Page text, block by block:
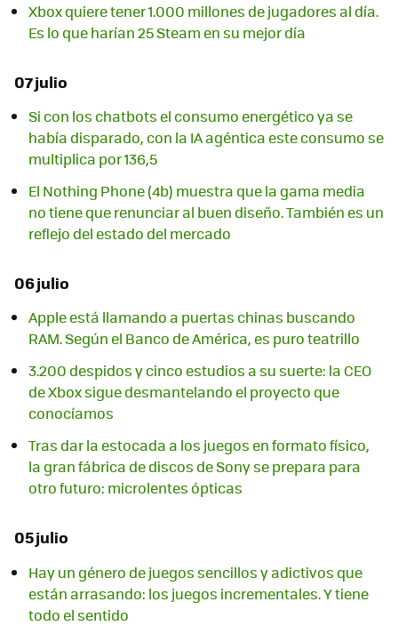
Xbox quiere tener 1.000 millones de jugadores al día.
Es lo que harían 25 Steam en su mejor día
07 julio
Si con los chatbots el consumo energético ya se
había disparado, con la IA agéntica este consumo se
multiplica por 136,5
El Nothing Phone (4b) muestra que la gama media
no tiene que renunciar al buen diseño. También es un
reflejo del estado del mercado
06 julio
Apple está llamando a puertas chinas buscando
RAM. Según el Banco de América, es puro teatrillo
3.200 despidos y cinco estudios a su suerte: la CEO
de Xbox sigue desmantelando el proyecto que
conocíamos
Tras dar la estocada a los juegos en formato físico,
la gran fábrica de discos de Sony se prepara para
otro futuro: microlentes ópticas
05 julio
Hay un género de juegos sencillos y adictivos que
están arrasando: los juegos incrementales. Y tiene
todo el sentido